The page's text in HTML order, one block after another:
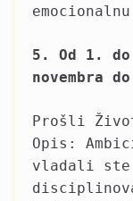
5. Od 1.
novembra
Prošli
Opis:
vladali ste